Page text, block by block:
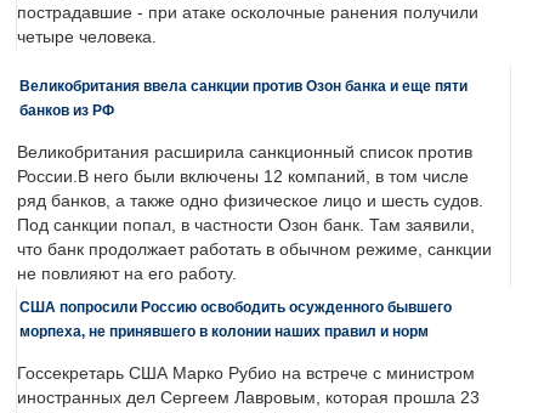
пострадавшие - при атаке осколочные ранения получили
четыре человека.
Великобритания ввела санкции против Озон банка и еще пяти
банков из РФ
Великобритания расширила санкционный список против
России.В него были включены 12 компаний, в том числе
ряд банков, а также одно физическое лицо и шесть судов.
Под санкции попал, в частности Озон банк. Там заявили,
что банк продолжает работать в обычном режиме, санкции
не повлияют на его работу.
США попросили Россию освободить осужденного бывшего
морпеха, не принявшего в колонии наших правил и норм
Госсекретарь США Марко Рубио на встрече с министром
иностранных дел Сергеем Лавровым, которая прошла 23